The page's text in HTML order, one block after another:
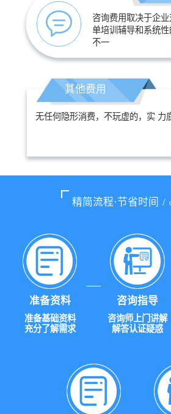
咨询费用取决于企
单培训辅导和系统
不一
其他费用
无任何隐形消费，不玩虚的，实 力
精简流程·节省时间 /
准备资料
准备基础资料
充分了解需求
咨询指导
咨询师上门讲解
解答认证疑惑